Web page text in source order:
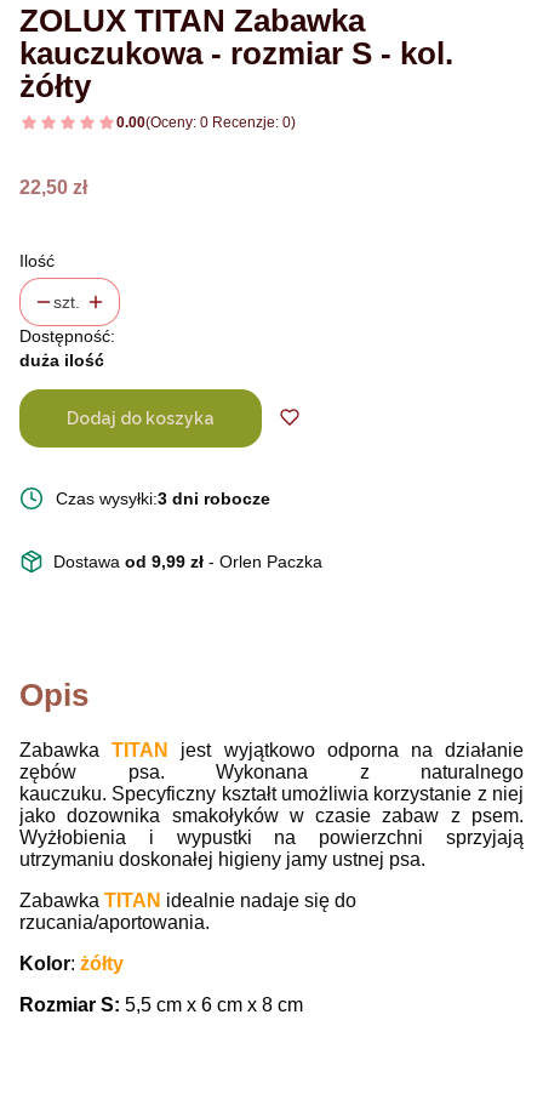
ZOLUX TITAN Zabawka
kauczukowa - rozmiar S - kol.
żółty
0.00(Oceny: 0 Recenzje: 0)
Cena
22,50 zł
Ilość
szt.
Dostępność:
duża ilość
Dodaj do koszyka
Czas wysyłki:3 dni robocze
Dostawa od 9,99 zł - Orlen Paczka
Opis
ZabawkaTITAN jest wyjątkowo odporna na działanie
zębów psa. Wykonana z naturalnego
kauczuku. Specyficzny kształt umożliwia korzystanie z niej
jako dozownika smakołyków w czasie zabaw z psem.
Wyżłobienia i wypustki na powierzchni sprzyjają
utrzymaniu doskonałej higieny jamy ustnej psa.
Zabawka TITAN idealnie nadaje się do
rzucania/aportowania.
Kolor: żółty
Rozmiar S: 5,5 cm x 6 cm x 8 cm